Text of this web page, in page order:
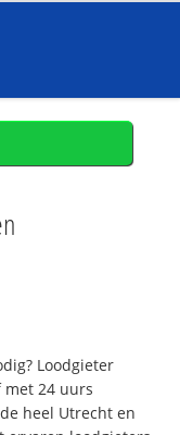
Loodgieter
24 uurs
heel Utrecht en